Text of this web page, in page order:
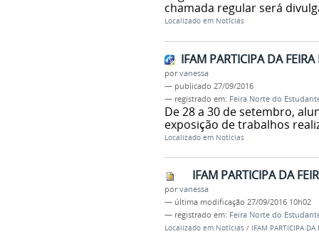
chamada regular será
Localizado em Notícias
IFAM PARTICIPA DA
porvanessa
— publicado 27/09/2016
— registrado em: Feira Norte do
De 28 a 30 de setembro,
exposição de trabalhos
Localizado em Notícias
IFAM PARTICIPA DA
porvanessa
— última modificação 27/09/2016 10h02
— registrado em: Feira Norte do
Localizado em Notícias / IFAM PARTICIPA